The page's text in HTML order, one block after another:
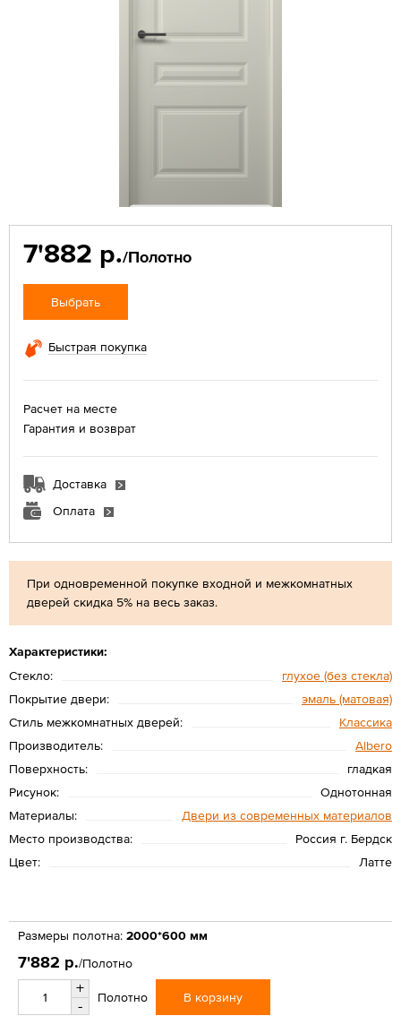
При одновременной покупке входной и межкомнатных
дверей скидка 5% на весь заказ.
Характеристики:
Стекло:
глухое (без стекла)
Покрытие двери:
эмаль (матовая)
Стиль межкомнатных дверей:
Классика
Производитель:
Albero
Поверхность:
гладкая
Рисунок:
Однотонная
Материалы:
Двери из современных материалов
Место производства:
Россия г. Бердск
Цвет:
Латте
7'882 р./Полотно
Выбрать
Быстрая покупка
Расчет на месте
Гарантия и возврат
Доставка
Оплата
Размеры полотна: 2000*600 мм
7'882 р./Полотно
+
-
Полотно В корзину